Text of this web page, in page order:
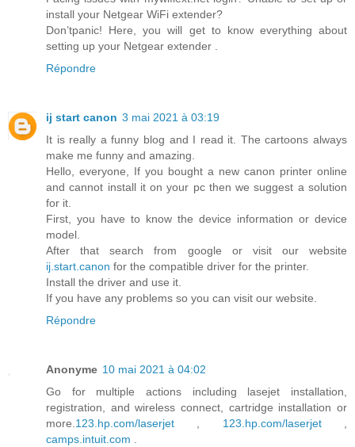
install your Netgear WiFi extender?
Don’tpanic! Here, you will get to know everything about
setting up your Netgear extender .
Répondre
ij start canon 3 mai 2021 à 03:19
It is really a funny blog and I read it. The cartoons always
make me funny and amazing.
Hello, everyone, If you bought a new canon printer online
and cannot install it on your pc then we suggest a solution
for it.
First, you have to know the device information or device
model.
After that search from google or visit our website
ij.start.canon for the compatible driver for the printer.
Install the driver and use it.
If you have any problems so you can visit our website.
Répondre
Anonyme 10 mai 2021 à 04:02
Go for multiple actions including lasejet installation,
registration, and wireless connect, cartridge installation or
more.123.hp.com/laserjet , 123.hp.com/laserjet,
camps.intuit.com .